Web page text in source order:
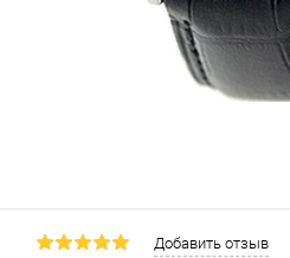
Добавить отзыв